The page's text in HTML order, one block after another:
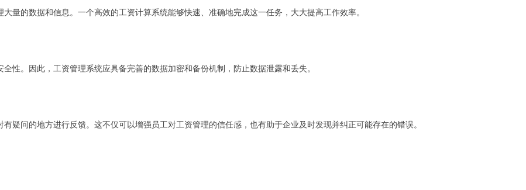
量的数据和信息。一个高效的工资计算系统能够快速、准确地完成这一任务，大大提高工作效率。
性。因此，工资管理系统应具备完善的数据加密和备份机制，防止数据泄露和丢失。
疑问的地方进行反馈。这不仅可以增强员工对工资管理的信任感，也有助于企业及时发现并纠正可能存在的错误。